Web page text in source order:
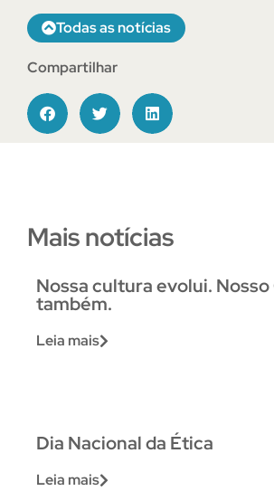
Todas as notícias
Compartilhar
Mais notícias
Nossa cultura evolui.
também.
Leia mais
Dia Nacional da Ética
Leia mais